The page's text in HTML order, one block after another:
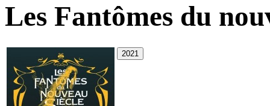
Les Fantômes du